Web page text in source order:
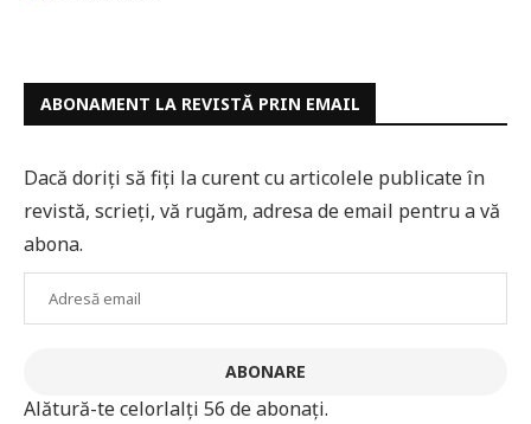
ABONAMENT LA REVISTĂ PRIN EMAIL
Dacă doriți să fiți la curent cu articolele publicate în
revistă, scrieți, vă rugăm, adresa de email pentru a vă
abona.
ABONARE
Alătură-te celorlalți 56 de abonați.